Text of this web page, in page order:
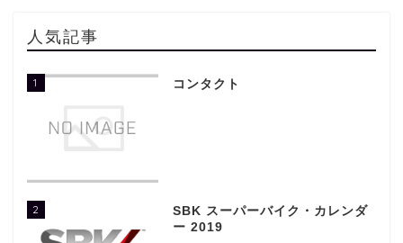
人気記事
1 コンタクト
2
SBK スーパーバイク・カレンダ
ー 2019